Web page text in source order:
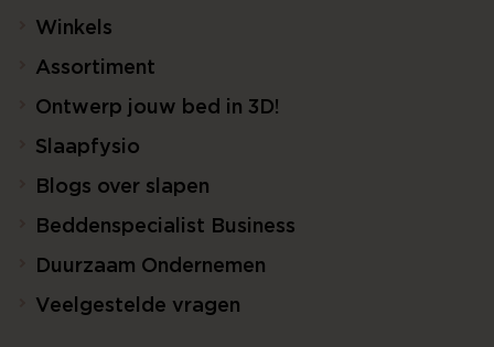
Winkels
Assortiment
Ontwerp jouw bed in 3D!
Slaapfysio
Blogs over slapen
Beddenspecialist Business
Duurzaam Ondernemen
Veelgestelde vragen